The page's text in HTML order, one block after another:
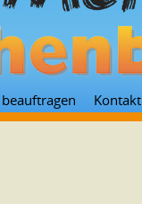
Kontakt